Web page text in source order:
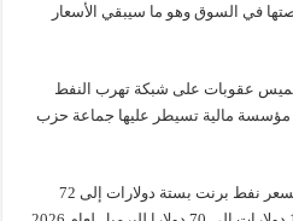
في السوق وهو ما سيبقي الأسعار
عقوبات على شبكة تهرب النفط
مؤسسة مالية تسيطر عليها جماعة حزب
وقبل يوم، رفع بنك باركليز توقعاته لسعر نفط برنت بستة دولارات إلى 72